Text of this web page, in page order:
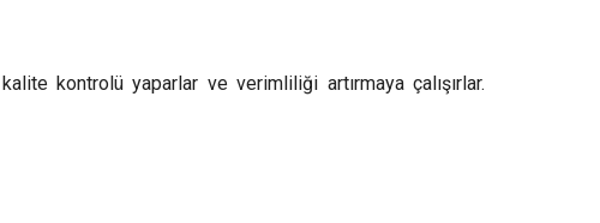
kontrolü yaparlar ve verimliliği artırmaya çalışırlar.